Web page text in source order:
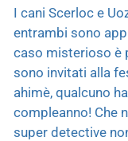
I cani Scerloc e
entrambi sono
caso misterioso è
sono invitati alla
ahimè, qualcuno
compleanno! Che
super detective